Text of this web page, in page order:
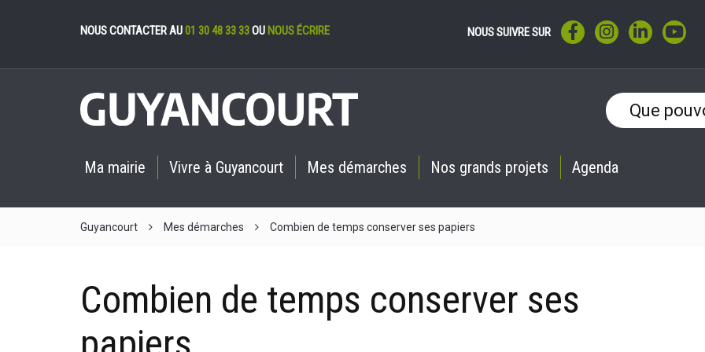
NOUS CONTACTER AU01 30 48 33 33OU NOUS ÉCRIRE NOUS SUIVRE SUR LIEN VERS LE COMPTE
LIEN VERS LE
LIEN VERS
Ma mairie Vivre à Guyancourt Mes démarches Nos grands projets Agenda
Guyancourt Mes démarches Combien de temps conserver ses papiers
Combien de temps conserver ses